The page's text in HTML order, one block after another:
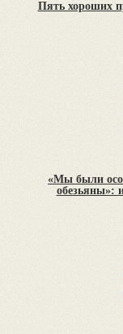
Пять хороших
«Мы были
обезьяны»: